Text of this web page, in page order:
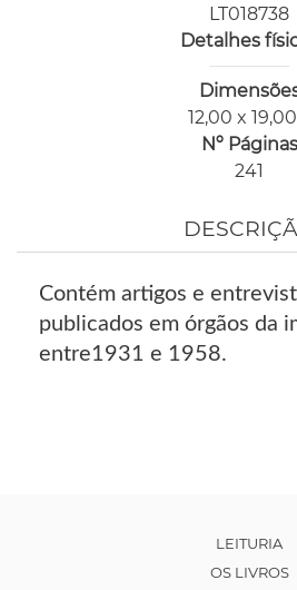
LT018738
Detalhes
12,00 x
Nº Páginas
241
Contém artigos e
publicados em órgãos da
entre1931 e 1958.
LEITURIA
OS LIVROS